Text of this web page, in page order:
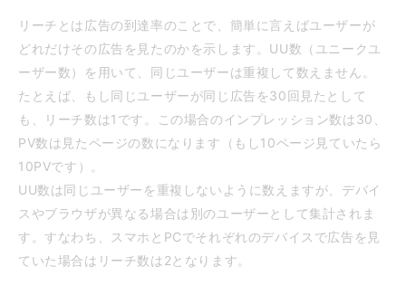
リーチとは広告の到達率のことで、簡単に言えばユーザーが
どれだけその広告を見たのかを示します。UU数（ユニークユ
ーザー数）を用いて、同じユーザーは重複して数えません。
たとえば、もし同じユーザーが同じ広告を30回見たとして
も、リーチ数は1です。この場合のインプレッション数は30、
PV数は見たページの数になります（もし10ページ見ていたら
10PVです）。
UU数は同じユーザーを重複しないように数えますが、デバイ
スやブラウザが異なる場合は別のユーザーとして集計されま
す。すなわち、スマホとPCでそれぞれのデバイスで広告を見
ていた場合はリーチ数は2となります。